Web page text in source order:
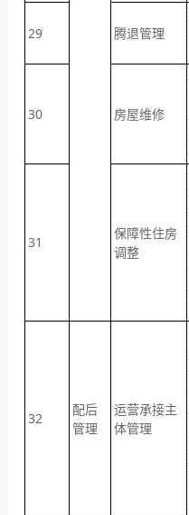
29 腾退管理
30 房屋维修
31
保障性住房
调整
32
配后
管理
运营承接主
体管理